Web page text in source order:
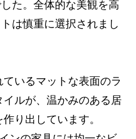
た。全体的な美観を高
は慎重に選択されまし
いるマットな表面のラ
ルが、温かみのある居
り出しています。